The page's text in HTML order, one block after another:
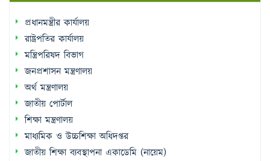
প্রধানমন্ত্রীর কার্যালয়
রাষ্ট্রপতির কার্যালয়
মন্ত্রিপরিষদ বিভাগ
জনপ্রশাসন মন্ত্রণালয়
অর্থ মন্ত্রণালয়
জাতীয় পোর্টাল
শিক্ষা মন্ত্রণালয়
মাধ্যমিক ও উচ্চশিক্ষা অধিদপ্তর
জাতীয় শিক্ষা ব্যবস্থাপনা একাডেমি (নায়েম)